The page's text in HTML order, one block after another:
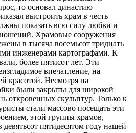
то основал династию
выстроить храм в честь
показать всю силу любви и
Храмовые сооружения
в тысяча восемьсот тридцать
инженерами картографами. К
более пятисот лет. Эти
впечатление, на
красотой. Несмотря на
были закрыты для широкой
откровенных скульптур. Только к
стали массово посещать эти
этой группы храмов,
пятидесятом году нашей